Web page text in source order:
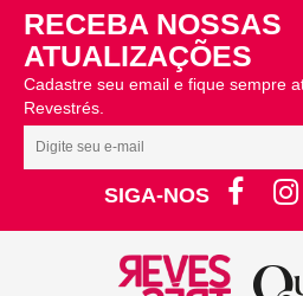
RECEBA NOSSAS
ATUALIZAÇÕES
Cadastre seu email e fique sempre
Revestrés.
SIGA-NOS